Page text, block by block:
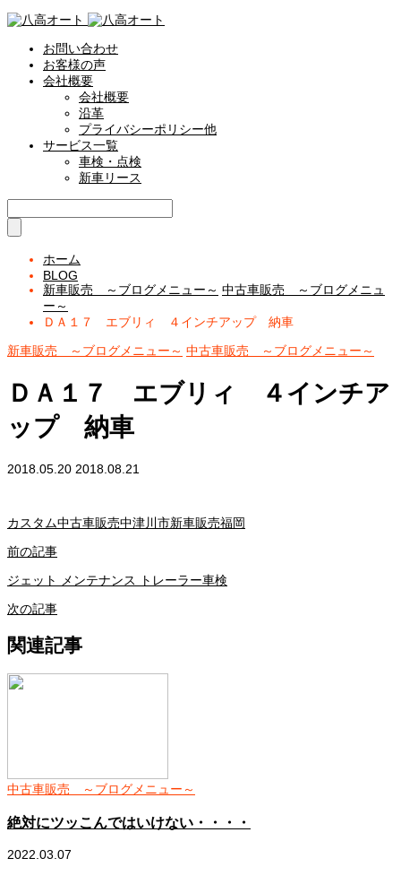
お問い合わせ
お客様の声
会社概要
会社概要
沿革
プライバシーポリシー他
サービス一覧
車検・点検
新車リース
ホーム
BLOG
新車販売 ～ブログメニュー～ 中古車販売 ～ブログメニュ
ー～
ＤＡ１７ エブリィ ４インチアップ 納車
新車販売 ～ブログメニュー～ 中古車販売 ～ブログメニュー～
ＤＡ１７ エブリィ ４インチア
ップ 納車
2018.05.20 2018.08.21
カスタム中古車販売中津川市新車販売福岡
前の記事
ジェット メンテナンス トレーラー車検
次の記事
関連記事
中古車販売 ～ブログメニュー～
絶対にツッこんではいけない・・・・
2022.03.07